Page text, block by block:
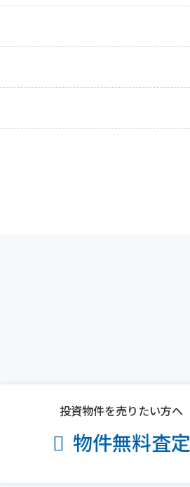
投資物件を売りたい方へ
物件無料査定